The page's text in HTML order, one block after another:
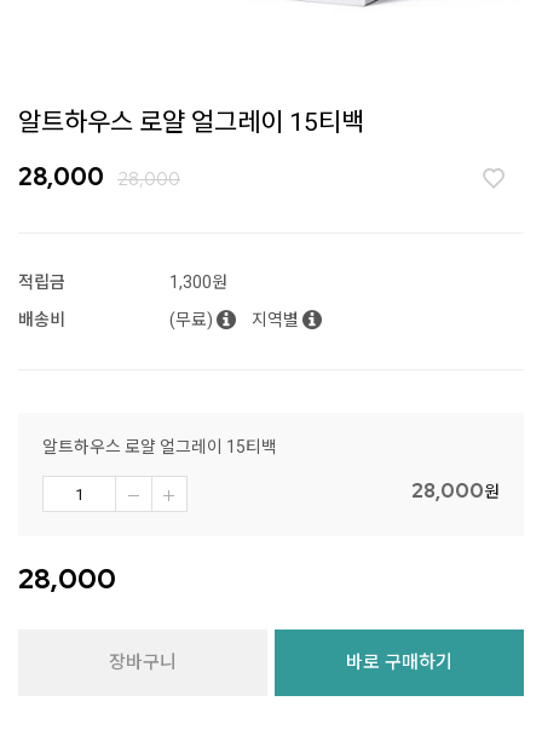
알트하우스 로얄 얼그레이 15티백
28,000 28,000
적립금
1,300원
배송비
(무료) 지역별
알트하우스 로얄 얼그레이 15티백
28,000원
28,000
장바구니 바로 구매하기